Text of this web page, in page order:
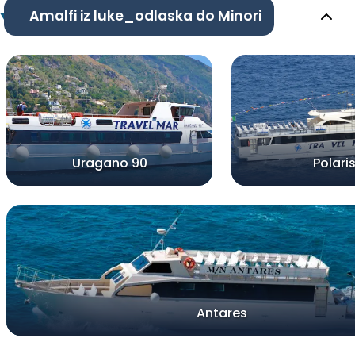
Amalfi iz luke_odlaska do Minori
Uragano 90 Polaris
Antares